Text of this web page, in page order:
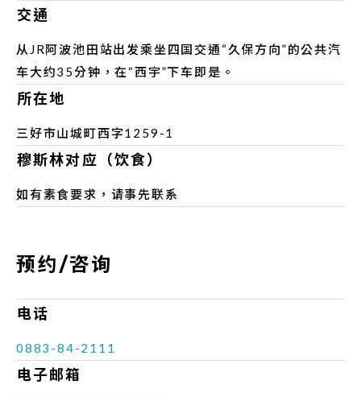
交通
从JR阿波池田站出发乘坐四国交通“久保方向”的公共汽
车大约35分钟，在“西宇”下车即是。
所在地
三好市山城町西字1259-1
穆斯林对应（饮食）
如有素食要求，请事先联系
预约/咨询
电话
0883-84-2111
电子邮箱